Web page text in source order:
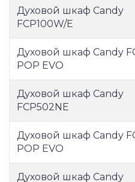
Духовой шкаф Candy
FCP100W/E
Духовой шкаф Candy
POP EVO
Духовой шкаф Candy
FCP502NE
Духовой шкаф Candy
POP EVO
Духовой шкаф Candy